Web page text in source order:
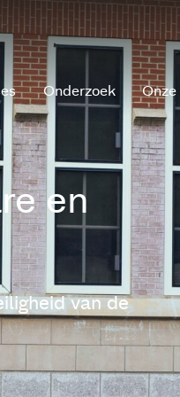
Onderzoek Onze
en
van de